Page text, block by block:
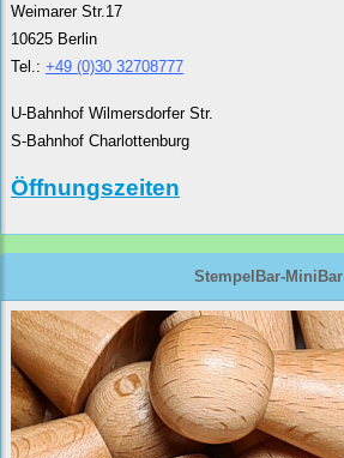
Weimarer Str.17
10625 Berlin
Tel.: +49 (0)30 32708777
U-Bahnhof Wilmersdorfer Str.
S-Bahnhof Charlottenburg
Öffnungszeiten
StempelBar-MiniBar